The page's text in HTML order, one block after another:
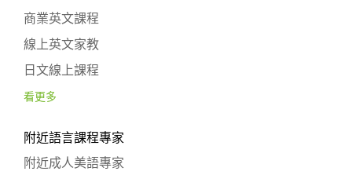
商業英文課程
線上英文家教
日文線上課程
看更多
附近語言課程專家
附近成人美語專家